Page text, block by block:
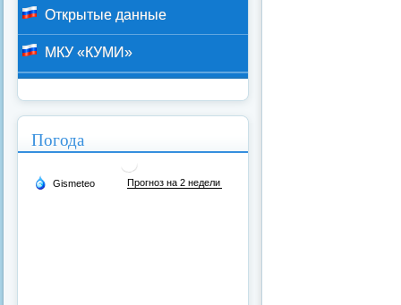
Открытые данные
МКУ «КУМИ»
Погода